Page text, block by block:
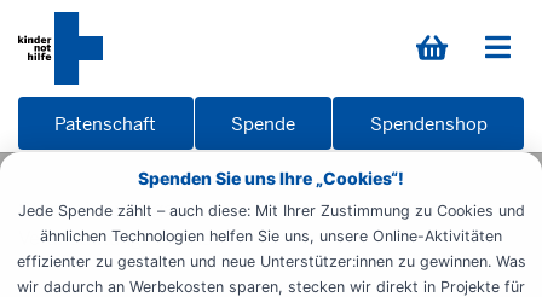
Spenden Sie uns Ihre „Cookies“!
Jede Spende zählt – auch diese: Mit Ihrer Zustimmung zu Cookies und
ähnlichen Technologien helfen Sie uns, unsere Online-Aktivitäten
effizienter zu gestalten und neue Unterstützer:innen zu gewinnen. Was
wir dadurch an Werbekosten sparen, stecken wir direkt in Projekte für
Patenschaft Spende Spendenshop
Startseite Engagieren Zeit spenden
Ehrenamt
Veranstaltungsdetailseite